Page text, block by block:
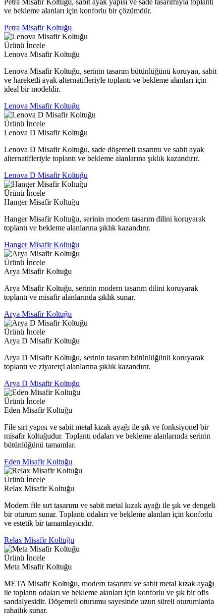
ve bekleme alanları için konforlu bir çözümdür.
Petra Misafir Koltuğu
Ürünü İncele
Lenova Misafir Koltuğu
Lenova Misafir Koltuğu, serinin tasarım bütünlüğünü koruyan, sabit
ve hareketli ayak alternatifleriyle toplantı ve bekleme alanları için
ideal bir modeldir.
Lenova Misafir Koltuğu
Ürünü İncele
Lenova D Misafir Koltuğu
Lenova D Misafir Koltuğu, sade döşemeli tasarımı ve sabit ayak
alternatifleriyle toplantı ve bekleme alanlarına şıklık kazandırır.
Lenova D Misafir Koltuğu
Ürünü İncele
Hanger Misafir Koltuğu
Hanger Misafir Koltuğu, serinin modern tasarım dilini koruyarak
toplantı ve bekleme alanlarına şıklık kazandırır.
Hanger Misafir Koltuğu
Ürünü İncele
Arya Misafir Koltuğu
Arya Misafir Koltuğu, serinin modern tasarım dilini koruyarak
toplantı ve misafir alanlarında şıklık sunar.
Arya Misafir Koltuğu
Ürünü İncele
Arya D Misafir Koltuğu
Arya D Misafir Koltuğu, serinin tasarım bütünlüğünü koruyarak
toplantı ve ziyaretçi alanlarına şıklık kazandırır.
Arya D Misafir Koltuğu
Ürünü İncele
Eden Misafir Koltuğu
File sırt yapısı ve sabit metal kızak ayağı ile şık ve fonksiyonel bir
misafir koltuğudur. Toplantı odaları ve bekleme alanlarında serinin
bütünlüğünü tamamlar.
Eden Misafir Koltuğu
Ürünü İncele
Relax Misafir Koltuğu
Modern file sırt tasarımı ve sabit metal kızak ayağı ile şık ve dengeli
bir oturum sunar. Toplantı odaları ve bekleme alanları için konforlu
ve estetik bir tamamlayıcıdır.
Relax Misafir Koltuğu
Ürünü İncele
Meta Misafir Koltuğu
META Misafir Koltuğu, modern tasarımı ve sabit metal kızak ayağı
ile toplantı odaları ve bekleme alanları için konforlu ve şık bir ofis
sandalyesidir. Döşemeli oturumu sayesinde uzun süreli oturumlarda
rahatlık sunar.